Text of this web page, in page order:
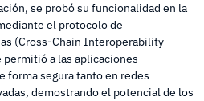
se probó su funcionalidad en la
el protocolo de
(Cross-Chain Interoperability
a las aplicaciones
forma segura tanto en redes
demostrando el potencial de los